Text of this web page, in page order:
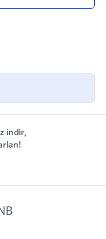
indir,